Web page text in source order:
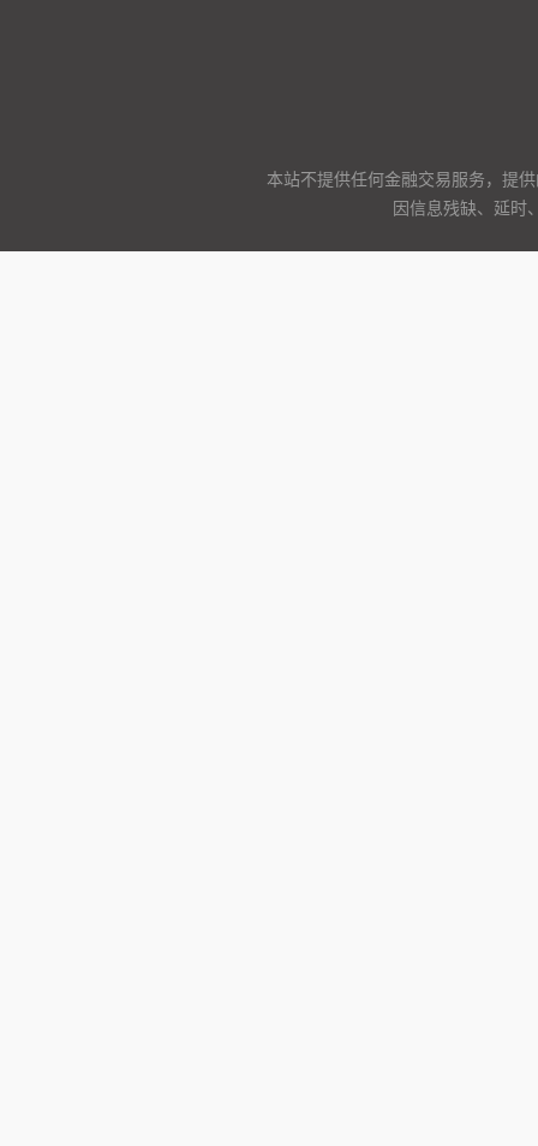
本站不提供任何金融交易服务，提
因信息残缺、延时